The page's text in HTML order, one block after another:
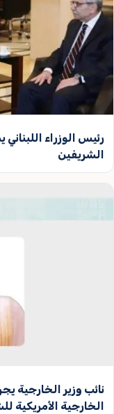
رئيس الوزراء
الشريفين
نائب وزير الخارجية
الخارجية الأمريكية